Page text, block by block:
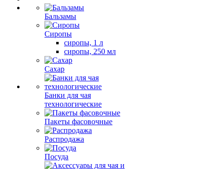
Бальзамы
Сиропы
сиропы, 1 л
сиропы, 250 мл
Сахар
Банки для чая
технологические
Пакеты фасовочные
Распродажа
Посуда